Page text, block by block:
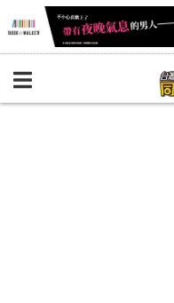
BOOKY書集倉庫